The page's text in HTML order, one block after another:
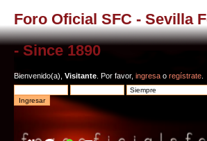
Foro Oficial SFC - Sevilla
- Since 1890
Bienvenido(a), Visitante . Por favor, ingresa o regístrate